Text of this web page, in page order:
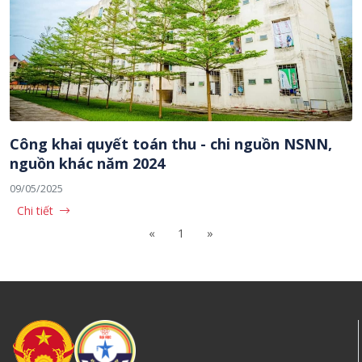
Công khai quyết toán thu - chi nguồn NSNN,
nguồn khác năm 2024
09/05/2025
Chi tiết
«
1 »